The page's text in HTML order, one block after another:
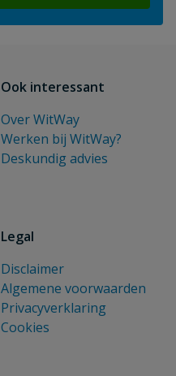
Ook interessant
Over WitWay
Werken bij WitWay?
Deskundig advies
Legal
Disclaimer
Algemene voorwaarden
Privacyverklaring
Cookies